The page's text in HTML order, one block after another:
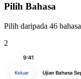
Pilih Bahasa
Pilih daripada 46 bahasa
2